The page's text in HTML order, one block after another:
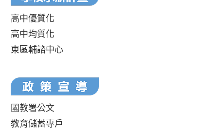
高中優質化
高中均質化
東區輔諮中心
國教署公文
教育儲蓄專戶